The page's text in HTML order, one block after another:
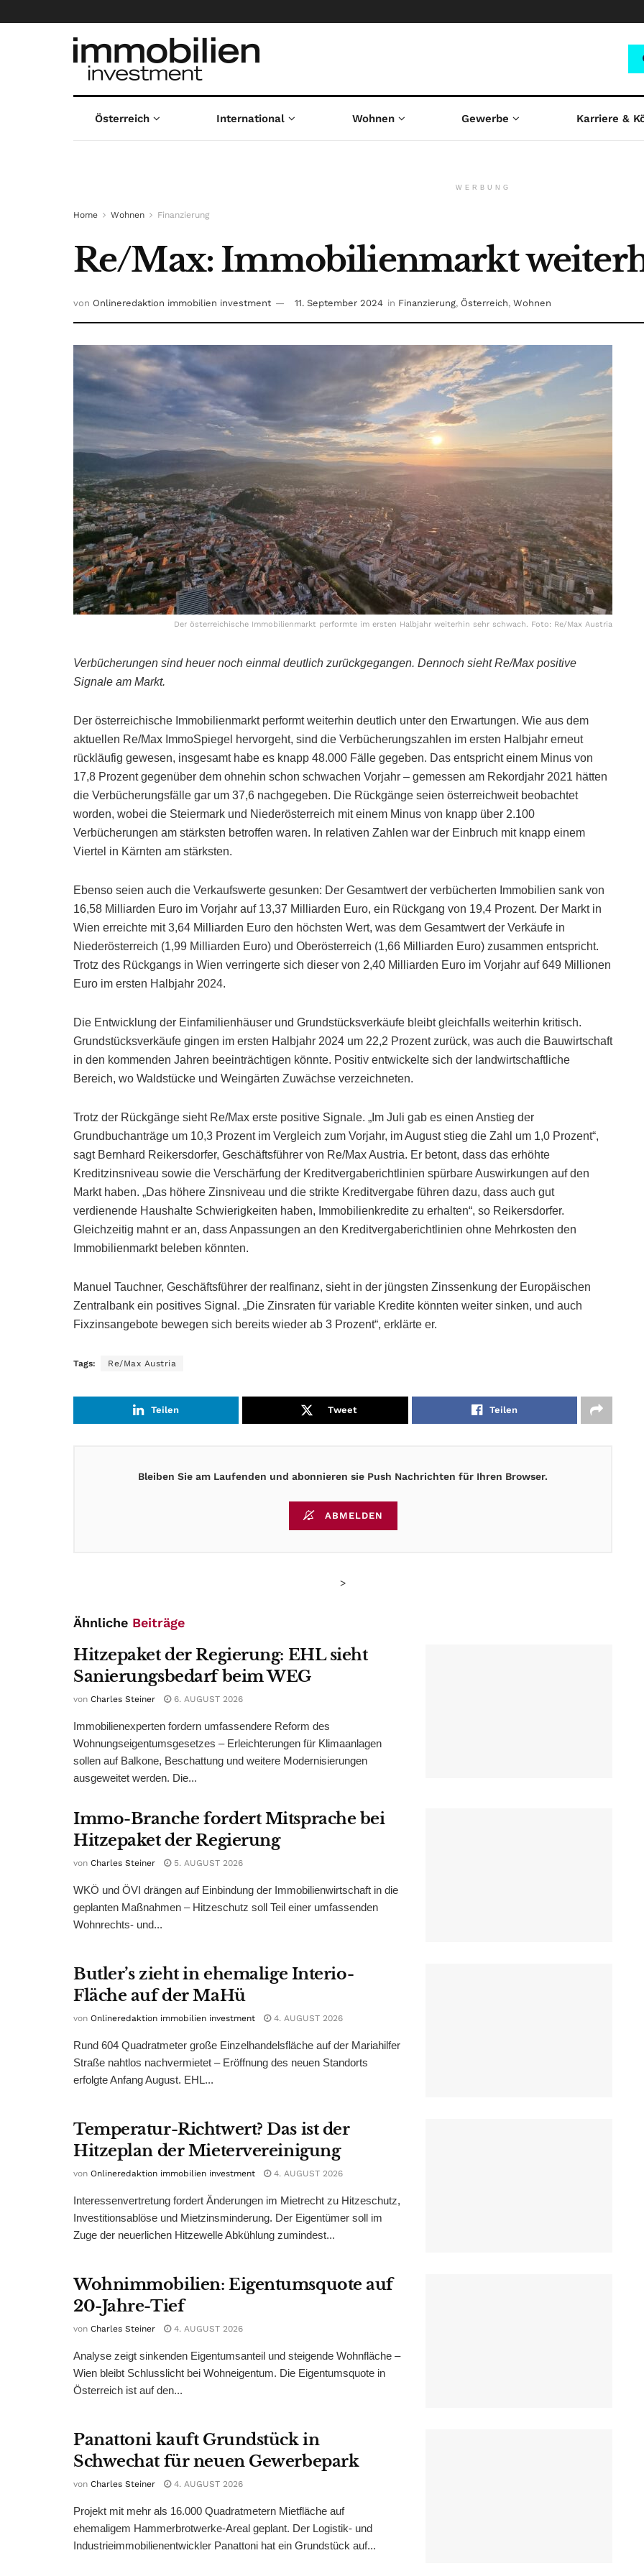
Österreich International Wohnen Gewerbe Karriere &
WERBUNG
Home Wohnen Finanzierung
Re/Max: Immobilienmarkt
von Onlineredaktion immobilien investment 11. September 2024 in Finanzierung, Österreich, Wohnen
Der österreichische Immobilienmarkt performte im ersten Halbjahr weiterhin sehr schwach. Foto: Re/Max Austria
Verbücherungen sind heuer noch einmal deutlich zurückgegangen. Dennoch sieht Re/Max positive
Signale am Markt.
Der österreichische Immobilienmarkt performt weiterhin deutlich unter den Erwartungen. Wie aus dem
aktuellen Re/Max ImmoSpiegel hervorgeht, sind die Verbücherungszahlen im ersten Halbjahr erneut
rückläufig gewesen, insgesamt habe es knapp 48.000 Fälle gegeben. Das entspricht einem Minus von
17,8 Prozent gegenüber dem ohnehin schon schwachen Vorjahr – gemessen am Rekordjahr 2021 hätten
die Verbücherungsfälle gar um 37,6 nachgegeben. Die Rückgänge seien österreichweit beobachtet
worden, wobei die Steiermark und Niederösterreich mit einem Minus von knapp über 2.100
Verbücherungen am stärksten betroffen waren. In relativen Zahlen war der Einbruch mit knapp einem
Viertel in Kärnten am stärksten.
Ebenso seien auch die Verkaufswerte gesunken: Der Gesamtwert der verbücherten Immobilien sank von
16,58 Milliarden Euro im Vorjahr auf 13,37 Milliarden Euro, ein Rückgang von 19,4 Prozent. Der Markt in
Wien erreichte mit 3,64 Milliarden Euro den höchsten Wert, was dem Gesamtwert der Verkäufe in
Niederösterreich (1,99 Milliarden Euro) und Oberösterreich (1,66 Milliarden Euro) zusammen entspricht.
Trotz des Rückgangs in Wien verringerte sich dieser von 2,40 Milliarden Euro im Vorjahr auf 649 Millionen
Euro im ersten Halbjahr 2024.
Die Entwicklung der Einfamilienhäuser und Grundstücksverkäufe bleibt gleichfalls weiterhin kritisch.
Grundstücksverkäufe gingen im ersten Halbjahr 2024 um 22,2 Prozent zurück, was auch die Bauwirtschaft
in den kommenden Jahren beeinträchtigen könnte. Positiv entwickelte sich der landwirtschaftliche
Bereich, wo Waldstücke und Weingärten Zuwächse verzeichneten.
Trotz der Rückgänge sieht Re/Max erste positive Signale. „Im Juli gab es einen Anstieg der
Grundbuchanträge um 10,3 Prozent im Vergleich zum Vorjahr, im August stieg die Zahl um 1,0 Prozent“,
sagt Bernhard Reikersdorfer, Geschäftsführer von Re/Max Austria. Er betont, dass das erhöhte
Kreditzinsniveau sowie die Verschärfung der Kreditvergaberichtlinien spürbare Auswirkungen auf den
Markt haben. „Das höhere Zinsniveau und die strikte Kreditvergabe führen dazu, dass auch gut
verdienende Haushalte Schwierigkeiten haben, Immobilienkredite zu erhalten“, so Reikersdorfer.
Gleichzeitig mahnt er an, dass Anpassungen an den Kreditvergaberichtlinien ohne Mehrkosten den
Immobilienmarkt beleben könnten.
Manuel Tauchner, Geschäftsführer der realfinanz, sieht in der jüngsten Zinssenkung der Europäischen
Zentralbank ein positives Signal. „Die Zinsraten für variable Kredite könnten weiter sinken, und auch
Fixzinsangebote bewegen sich bereits wieder ab 3 Prozent“, erklärte er.
Tags: Re/Max Austria
Teilen Tweet Teilen
Bleiben Sie am Laufenden und abonnieren sie Push Nachrichten für Ihren Browser.
ABMELDEN
>
Ähnliche Beiträge
Hitzepaket der Regierung: EHL sieht
Sanierungsbedarf beim WEG
von Charles Steiner 6. AUGUST 2026
Immobilienexperten fordern umfassendere Reform des
Wohnungseigentumsgesetzes – Erleichterungen für Klimaanlagen
sollen auf Balkone, Beschattung und weitere Modernisierungen
ausgeweitet werden. Die...
Immo-Branche fordert Mitsprache bei
Hitzepaket der Regierung
von Charles Steiner 5. AUGUST 2026
WKÖ und ÖVI drängen auf Einbindung der Immobilienwirtschaft in die
geplanten Maßnahmen – Hitzeschutz soll Teil einer umfassenden
Wohnrechts- und...
Butler’s zieht in ehemalige Interio-
Fläche auf der MaHü
von Onlineredaktion immobilien investment 4. AUGUST 2026
Rund 604 Quadratmeter große Einzelhandelsfläche auf der Mariahilfer
Straße nahtlos nachvermietet – Eröffnung des neuen Standorts
erfolgte Anfang August. EHL...
Temperatur-Richtwert? Das ist der
Hitzeplan der Mietervereinigung
von Onlineredaktion immobilien investment 4. AUGUST 2026
Interessenvertretung fordert Änderungen im Mietrecht zu Hitzeschutz,
Investitionsablöse und Mietzinsminderung. Der Eigentümer soll im
Zuge der neuerlichen Hitzewelle Abkühlung zumindest...
Wohnimmobilien: Eigentumsquote auf
20-Jahre-Tief
von Charles Steiner 4. AUGUST 2026
Analyse zeigt sinkenden Eigentumsanteil und steigende Wohnfläche –
Wien bleibt Schlusslicht bei Wohneigentum. Die Eigentumsquote in
Österreich ist auf den...
Panattoni kauft Grundstück in
Schwechat für neuen Gewerbepark
von Charles Steiner 4. AUGUST 2026
Projekt mit mehr als 16.000 Quadratmetern Mietfläche auf
ehemaligem Hammerbrotwerke-Areal geplant. Der Logistik- und
Industrieimmobilienentwickler Panattoni hat ein Grundstück auf...